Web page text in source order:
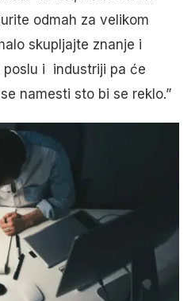
odmah za velikom
skupljajte znanje i
i industriji pa će
namesti sto bi se reklo.”